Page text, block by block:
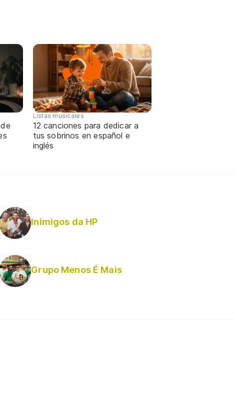
Listas musicales
12 canciones para dedicar a
tus sobrinos en español e
inglés
Inimigos da HP
Grupo Menos É Mais